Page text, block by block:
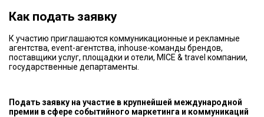
Как подать заявку
К участию приглашаются коммуникационные и рекламные
агентства, event-агентства, inhouse-команды брендов,
поставщики услуг, площадки и отели, MICE & travel компании,
государственные департаменты.
Подать заявку на участие в крупнейшей международной
премии в сфере событийного маркетинга и коммуникаций